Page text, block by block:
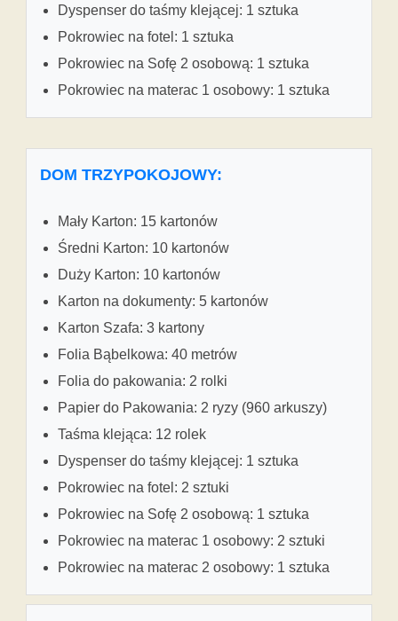
Dyspenser do taśmy klejącej: 1 sztuka
Pokrowiec na fotel: 1 sztuka
Pokrowiec na Sofę 2 osobową: 1 sztuka
Pokrowiec na materac 1 osobowy: 1 sztuka
DOM TRZYPOKOJOWY:
Mały Karton: 15 kartonów
Średni Karton: 10 kartonów
Duży Karton: 10 kartonów
Karton na dokumenty: 5 kartonów
Karton Szafa: 3 kartony
Folia Bąbelkowa: 40 metrów
Folia do pakowania: 2 rolki
Papier do Pakowania: 2 ryzy (960 arkuszy)
Taśma klejąca: 12 rolek
Dyspenser do taśmy klejącej: 1 sztuka
Pokrowiec na fotel: 2 sztuki
Pokrowiec na Sofę 2 osobową: 1 sztuka
Pokrowiec na materac 1 osobowy: 2 sztuki
Pokrowiec na materac 2 osobowy: 1 sztuka